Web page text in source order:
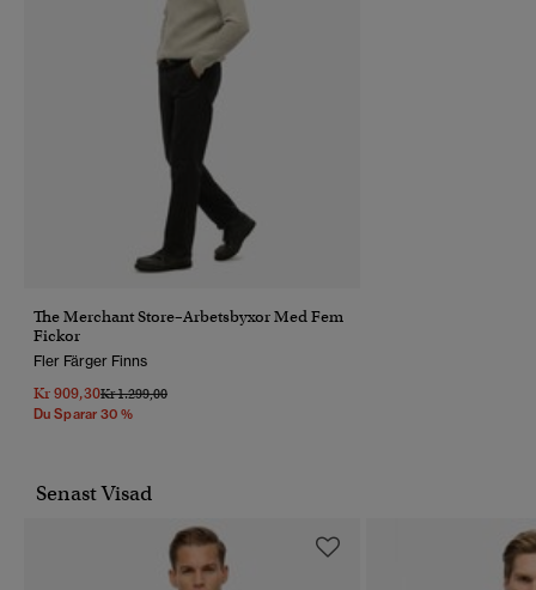
The Merchant Store–Arbetsbyxor Med Fem
Fickor
Fler Färger Finns
Kr 909,30Pris Reducerat Från
Kr 1.299,00Till
Du Sparar 30 %
Senast Visad